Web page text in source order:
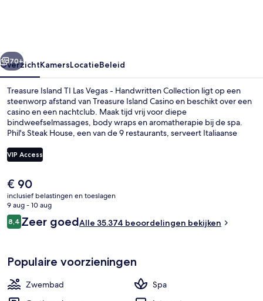
Handwritten
Collection
Volgende
70+
OverzichtKamersLocatieBeleid
Treasure Island TI Las Vegas - Handwritten Collection ligt op een
steenworp afstand van Treasure Island Casino en beschikt over een
casino en een nachtclub. Maak tijd vrij voor diepe
bindweefselmassages, body wraps en aromatherapie bij de spa.
Phil's Steak House, een van de 9 restaurants, serveert Italiaanse
een bubbelbad behoren tot de highlights. Andere reizigers zijn heel
enthousiast over het zwembad en de comfortabele bedden. De
in 14 minuten loop je naar Harrah’s & The LINQ Station.
VIP Access
De
huidige
prijs
is
€ 90
€ 90
inclusief belastingen en toeslagen
9 aug - 10 aug
Beoordelingen
8,48,4 op 10 –
Zeer goedAlle 35.374 beoordelingen bekijken
Populaire voorzieningen
Zwembad
Spa